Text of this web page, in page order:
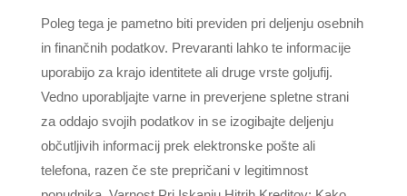
Poleg tega je pametno biti previden pri deljenju osebnih
in finančnih podatkov. Prevaranti lahko te informacije
uporabijo za krajo identitete ali druge vrste goljufij.
Vedno uporabljajte varne in preverjene spletne strani
za oddajo svojih podatkov in se izogibajte deljenju
občutljivih informacij prek elektronske pošte ali
telefona, razen če ste prepričani v legitimnost